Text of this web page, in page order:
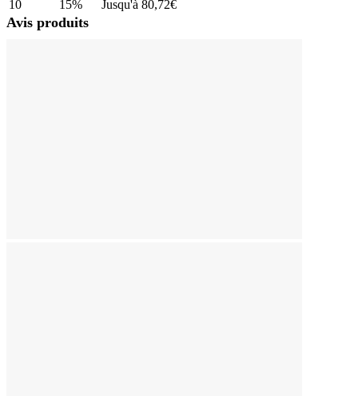
10 15% Jusqu'à 80,72€
Avis produits